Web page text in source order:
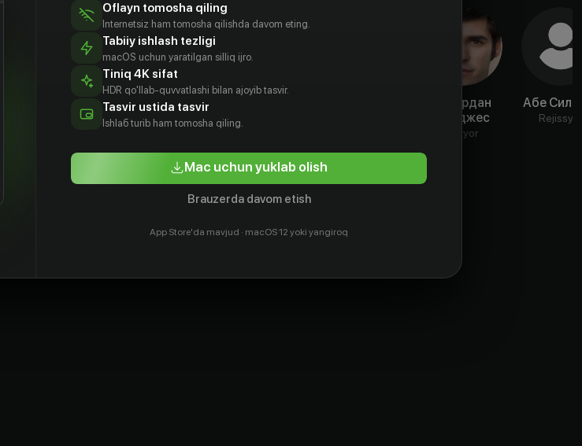
Дженни
Кайя Гербер
Aktyor
Джордан
Бриджес
Aktyor
Абе
Rejissyor
Oflayn tomosha qiling
Internetsiz ham tomosha qilishda davom eting.
Tabiiy ishlash tezligi
macOS uchun yaratilgan silliq ijro.
Tiniq 4K sifat
HDR qo'llab-quvvatlashi bilan ajoyib tasvir.
Tasvir ustida tasvir
Ishlаб turib ham tomosha qiling.
Mac uchun yuklab olish
Brauzerda davom etish
App Store'da mavjud · macOS 12 yoki yangiroq